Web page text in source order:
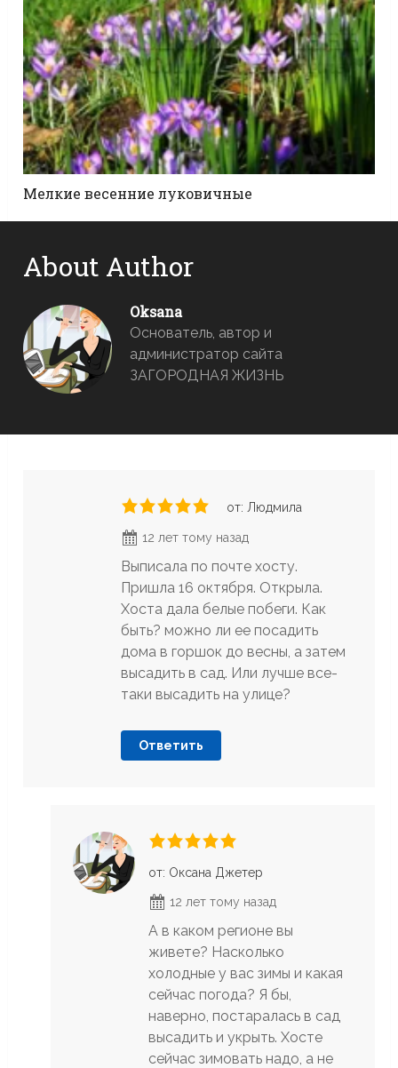
Мелкие весенние луковичные
About Author
Oksana
Основатель, автор и
администратор сайта
ЗАГОРОДНАЯ ЖИЗНЬ
от: Людмила
12 лет тому назад
Выписала по почте хосту.
Пришла 16 октября. Открыла.
Хоста дала белые побеги. Как
быть? можно ли ее посадить
дома в горшок до весны, а затем
высадить в сад. Или лучше все-
таки высадить на улице?
Ответить
от: Оксана Джетер
12 лет тому назад
А в каком регионе вы
живете? Насколько
холодные у вас зимы и какая
сейчас погода? Я бы,
наверно, постаралась в сад
высадить и укрыть. Хосте
сейчас зимовать надо, а не